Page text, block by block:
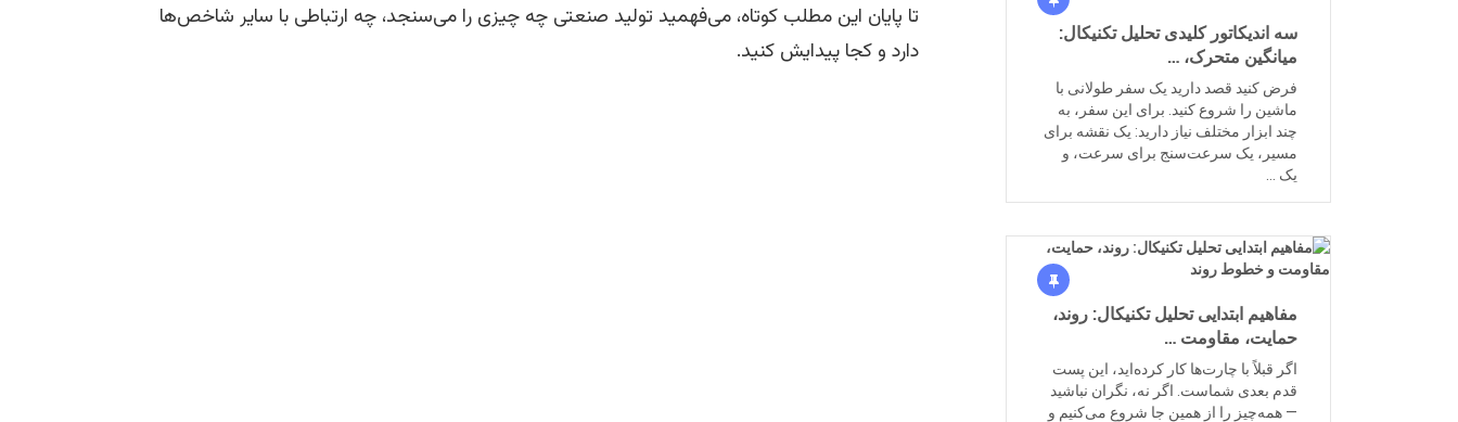
تا پایان این مطلب کوتاه، می‌فهمید تولید صنعتی چه چیزی را می‌سنجد، چه ارتباطی با سایر شاخص‌ها
دارد و کجا پیدایش کنید.
سه اندیکاتور کلیدی تحلیل تکنیکال:
میانگین متحرک، …
فرض کنید قصد دارید یک سفر طولانی با
ماشین را شروع کنید. برای این سفر، به
چند ابزار مختلف نیاز دارید: یک نقشه برای
مسیر، یک سرعت‌سنج برای سرعت، و
یک …
مفاهیم ابتدایی تحلیل تکنیکال: روند،
حمایت، مقاومت …
اگر قبلاً با چارت‌ها کار کرده‌اید، این پست
قدم بعدی شماست. اگر نه، نگران نباشید
— همه‌چیز را از همین جا شروع می‌کنیم و